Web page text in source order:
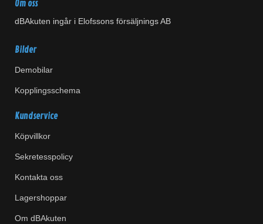
Om oss
dBAkuten ingår i Elofssons försäljnings AB
Bilder
Demobilar
Kopplingsschema
Kundservice
Köpvillkor
Sekretesspolicy
Kontakta oss
Lagershoppar
Om dBAkuten